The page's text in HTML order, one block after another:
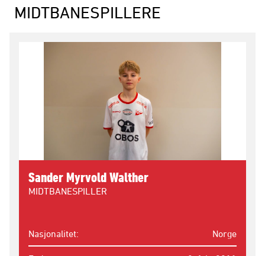
MIDTBANESPILLERE
Sander Myrvold Walther
MIDTBANESPILLER
Nasjonalitet Norge